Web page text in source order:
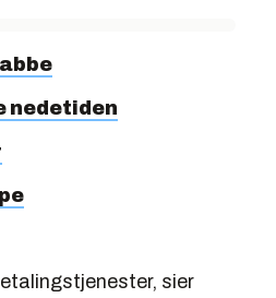
nedetiden
sier